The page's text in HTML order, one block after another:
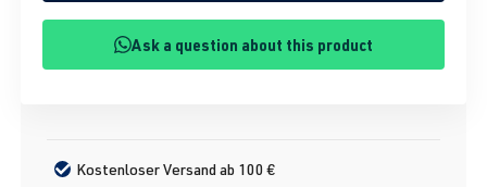
Ask a question about this product
Kostenloser Versand ab 100 €